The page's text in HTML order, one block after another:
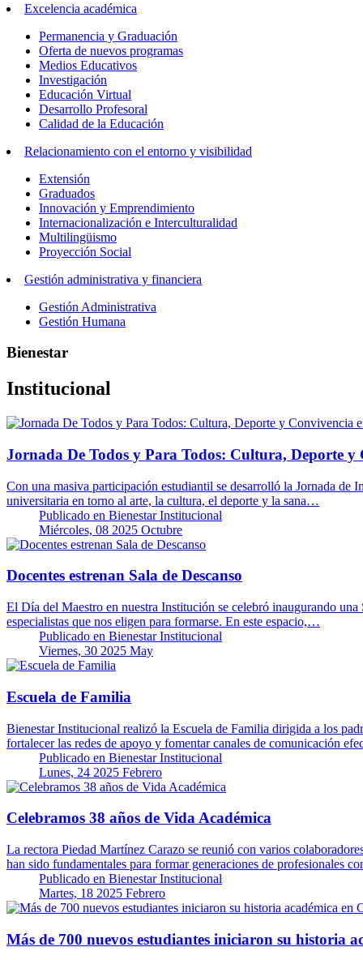
Excelencia académica
Permanencia y Graduación
Oferta de nuevos programas
Medios Educativos
Investigación
Educación Virtual
Desarrollo Profesoral
Calidad de la Educación
Relacionamiento con el entorno y visibilidad
Extensión
Graduados
Innovación y Emprendimiento
Internacionalización e Interculturalidad
Multilingüismo
Proyección Social
Gestión administrativa y financiera
Gestión Administrativa
Gestión Humana
Bienestar
Institucional
Jornada De Todos y Para Todos: Cultura, Deporte
Con una masiva participación estudiantil se desarrolló la Jornada
universitaria en torno al arte, la cultura, el deporte y la sana…
Publicado en Bienestar Institucional
Miércoles, 08 2025 Octubre
Docentes estrenan Sala de Descanso
El Día del Maestro en nuestra Institución se celebró inaugurando
especialistas que nos eligen para formarse. En este espacio,…
Publicado en Bienestar Institucional
Viernes, 30 2025 May
Escuela de Familia
Bienestar Institucional realizó la Escuela de Familia dirigida a los
fortalecer las redes de apoyo y fomentar canales de comunicación
Publicado en Bienestar Institucional
Lunes, 24 2025 Febrero
Celebramos 38 años de Vida Académica
La rectora Piedad Martínez Carazo se reunió con varios
han sido fundamentales para formar generaciones de profesionales
Publicado en Bienestar Institucional
Martes, 18 2025 Febrero
Más de 700 nuevos estudiantes iniciaron su historia